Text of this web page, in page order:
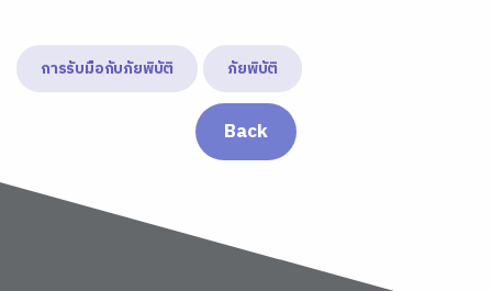
การรับมือกับภัยพิบัติ ภัยพิบัติ
Back